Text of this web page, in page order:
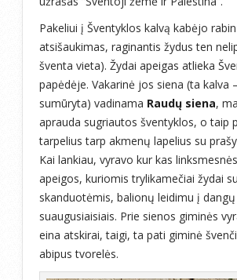
Pakeliui į Šventyklos kalvą kabėjo
atsišaukimas, raginantis žydus ten
šventa vieta). Žydai apeigas atlieka
papėdėje. Vakarinė jos siena (ta kalva
sumūryta) vadinama Raudų siena,
aprauda sugriautos šventyklos, o taip
tarpelius tarp akmenų lapelius su
Kai lankiau, vyravo kur kas
apeigos, kuriomis trylikamečiai žydai
skanduotėmis, balionų leidimu į
suaugusiaisiais. Prie sienos giminės
eina atskirai, taigi, ta pati giminė
abipus tvorelės.